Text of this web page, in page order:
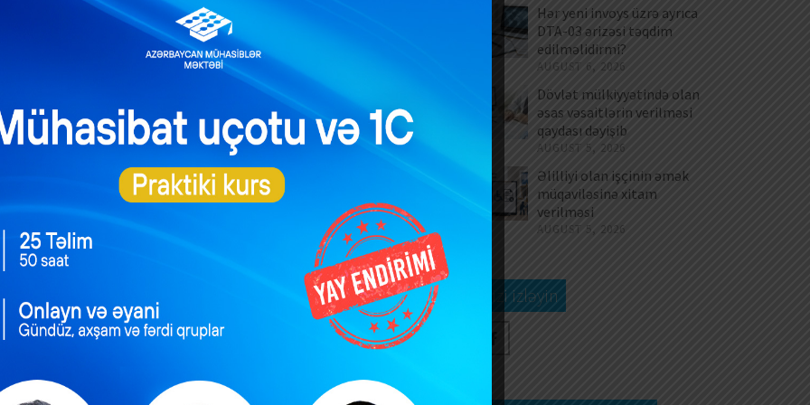
yeni hədəflər
orqanı özü dolduracaq
təqdim edilməlidirmi?
Hər yeni invoys üzrə ayrıca
DTA-03 ərizəsi təqdim
edilməlidirmi?
AUGUST 6, 2026
Dövlət mülkiyyətində olan
əsas vəsaitlərin verilməsi
qaydası dəyişib
AUGUST 5, 2026
Əlilliyi olan işçinin əmək
müqaviləsinə xitam
verilməsi
AUGUST 5, 2026
Bizi izləyin